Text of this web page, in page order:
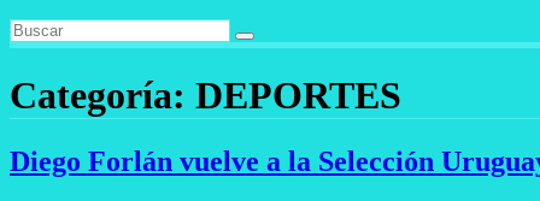
Categoría: DEPORTES
Diego Forlán vuelve a la Selección